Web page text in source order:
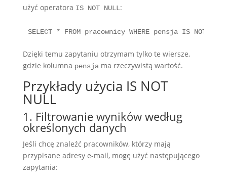
użyć operatora IS NOT NULL:
SELECT * FROM pracownicy WHERE pensja IS NOT
Dzięki temu zapytaniu otrzymam tylko te wiersze,
gdzie kolumna pensjama rzeczywistą wartość.
Przykłady użycia IS NOT
NULL
1. Filtrowanie wyników według
określonych danych
Jeśli chcę znaleźć pracowników, którzy mają
przypisane adresy e-mail, mogę użyć następującego
zapytania: